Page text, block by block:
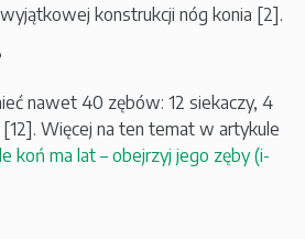
konstrukcji nóg konia [2].
nawet 40 zębów: 12 siekaczy, 4
Więcej na ten temat w artykule
koń ma lat – obejrzyj jego zęby (i-